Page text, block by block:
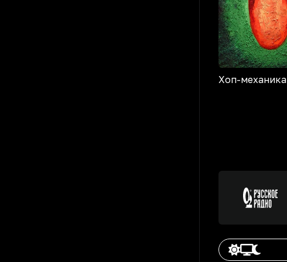
Хоп-механика